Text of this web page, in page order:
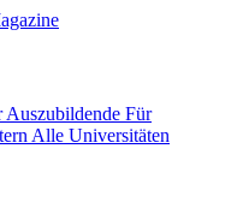
Auszubildende Für
Alle Universitäten